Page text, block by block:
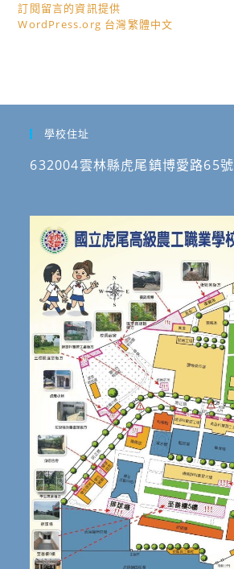
訂閱留言的資訊提供
WordPress.org 台灣繁體中文
學校住址
632004雲林縣虎尾鎮博愛路65號